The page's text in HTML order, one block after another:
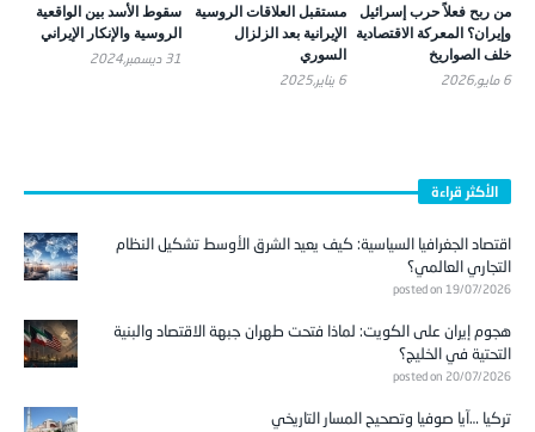
من ربح فعلاً حرب إسرائيل
وإيران؟ المعركة الاقتصادية
خلف الصواريخ
6 مايو,2026
مستقبل العلاقات الروسية
الإيرانية بعد الزلزال
السوري
6 يناير,2025
سقوط الأسد بين الواقعية
الروسية والإنكار الإيراني
31 ديسمبر,2024
الأكثر قراءة
اقتصاد الجغرافيا السياسية: كيف يعيد الشرق الأوسط تشكيل النظام
التجاري العالمي؟
posted on 19/07/2026
هجوم إيران على الكويت: لماذا فتحت طهران جبهة الاقتصاد والبنية
التحتية في الخليج؟
posted on 20/07/2026
تركيا …آيا صوفيا وتصحيح المسار التاريخي